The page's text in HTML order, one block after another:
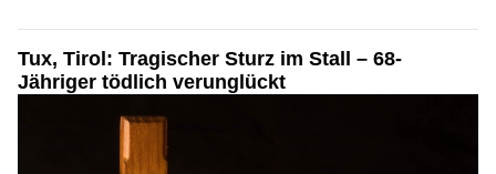
Tux, Tirol: Tragischer Sturz im Stall – 68-
Jähriger tödlich verunglückt